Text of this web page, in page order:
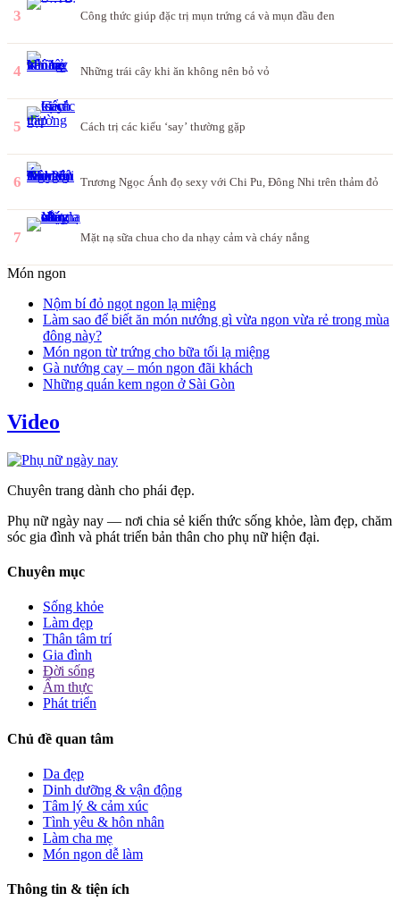
3 Công thức giúp đặc trị mụn trứng cá và mụn đầu đen
4 Những trái cây khi ăn không nên bỏ vỏ
5 Cách trị các kiểu ‘say’ thường gặp
6 Trương Ngọc Ánh đọ sexy với Chi Pu, Đông Nhi trên thảm đỏ
7 Mặt nạ sữa chua cho da nhạy cảm và cháy nắng
Món ngon
Nộm bí đỏ ngọt ngon lạ miệng
Làm sao để biết ăn món nướng gì vừa ngon vừa rẻ trong mùa
đông này?
Món ngon từ trứng cho bữa tối lạ miệng
Gà nướng cay – món ngon đãi khách
Những quán kem ngon ở Sài Gòn
Video
Chuyên trang dành cho phái đẹp.
Phụ nữ ngày nay — nơi chia sẻ kiến thức sống khỏe, làm đẹp, chăm
sóc gia đình và phát triển bản thân cho phụ nữ hiện đại.
Chuyên mục
Sống khỏe
Làm đẹp
Thân tâm trí
Gia đình
Đời sống
Ẩm thực
Phát triển
Chủ đề quan tâm
Da đẹp
Dinh dưỡng & vận động
Tâm lý & cảm xúc
Tình yêu & hôn nhân
Làm cha mẹ
Món ngon dễ làm
Thông tin & tiện ích